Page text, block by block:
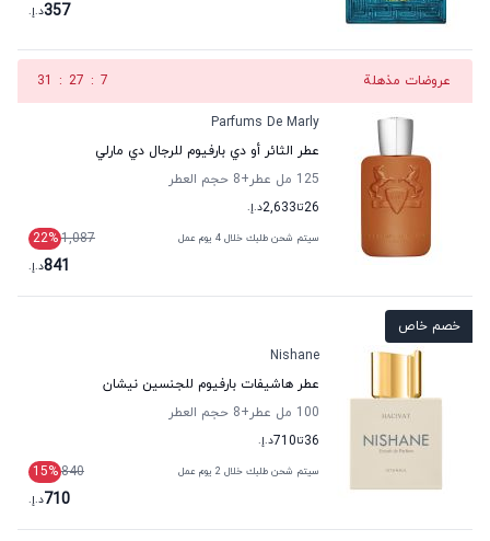
357د.إ.
عروضات مذهلة 6
:
27
:
31
Parfums De Marly
عطر الثائر أو دي بارفيوم للرجال دي مارلي
125 مل عطر
+8
حجم العطر
26تا2,633د.إ.
سيتم شحن طلبك خلال 4 يوم عمل 1,087
22%
841د.إ.
خصم خاص
Nishane
عطر هاشيفات بارفيوم للجنسين نيشان
100 مل عطر
+8
حجم العطر
36تا710د.إ.
سيتم شحن طلبك خلال 2 يوم عمل 840
15%
710د.إ.